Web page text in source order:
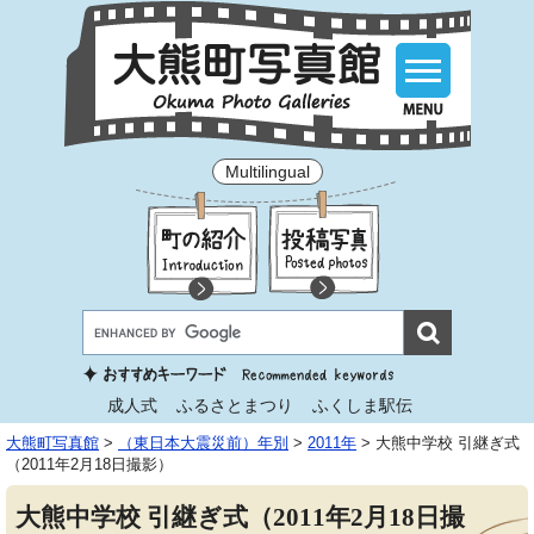
Multilingual
成人式 ふるさとまつり ふくしま駅伝
大熊町写真館 > （東日本大震災前）年別 > 2011年 > 大熊中学校 引継ぎ式
（2011年2月18日撮影）
大熊中学校 引継ぎ式（2011年2月18日撮